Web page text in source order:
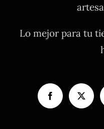
Lo mejor para tu